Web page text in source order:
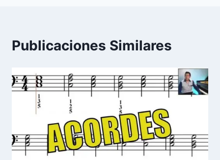
Publicaciones Similares